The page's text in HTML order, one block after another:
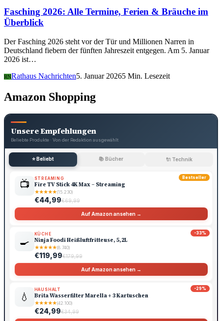
Fasching 2026: Alle Termine, Ferien & Bräuche im
Überblick
Der Fasching 2026 steht vor der Tür und Millionen Narren in
Deutschland fiebern der fünften Jahreszeit entgegen. Am 5. Januar
2026 ist…
RNRathaus Nachrichten5. Januar 20265 Min. Lesezeit
Amazon Shopping
Unsere Empfehlungen
Beliebte Produkte · Von der Redaktion ausgewählt
⭐ Beliebt 📚 Bücher 🔌 Technik
Bestseller
📺 STREAMING
Fire TV Stick 4K Max – Streaming
★★★★★(15.230)
€44,99€69,99
Auf Amazon ansehen →
-33%
🍳
KÜCHE
Ninja Foodi Heißluftfritteuse, 5,2L
★★★★★(8.740)
€119,99€179,99
Auf Amazon ansehen →
-29%
💧
HAUSHALT
Brita Wasserfilter Marella + 3 Kartuschen
★★★★★(42.100)
€24,99€34,99